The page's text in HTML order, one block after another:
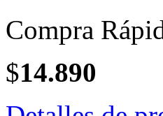
Compra
$14.890